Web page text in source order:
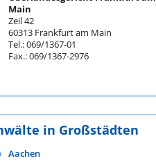
Main
Zeil 42
60313 Frankfurt am Main
Tel.: 069/1367-01
Fax.: 069/1367-2976
in Großstädten
Aachen